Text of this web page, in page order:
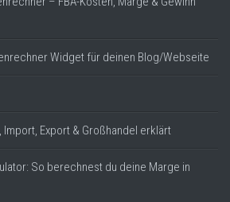
Widget für deinen Blog/Webseite
Import, Export & Großhandel erklärt
So berechnest du deine Marge in